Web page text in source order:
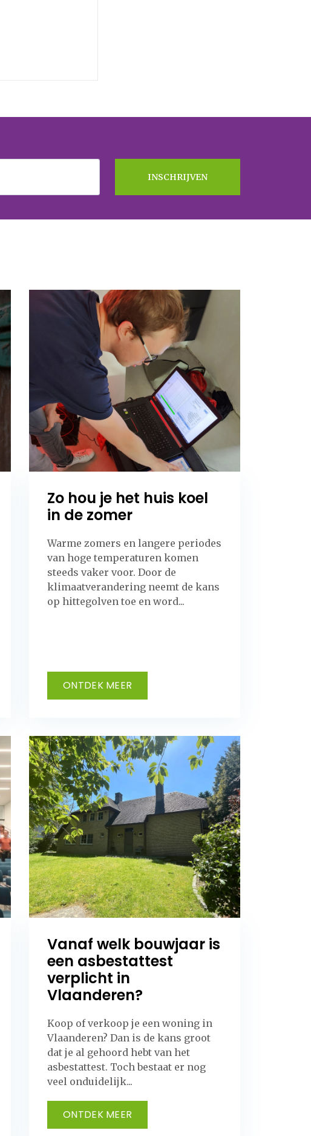
Zo hou je het huis koel
in de zomer
Warme zomers en langere periodes
van hoge temperaturen komen
steeds vaker voor. Door de
klimaatverandering neemt de kans
op hittegolven toe en word...
ONTDEK MEER
Vanaf welk bouwjaar is
een asbestattest
verplicht in
Vlaanderen?
Koop of verkoop je een woning in
Vlaanderen? Dan is de kans groot
dat je al gehoord hebt van het
asbestattest. Toch bestaat er nog
veel onduidelijk...
ONTDEK MEER